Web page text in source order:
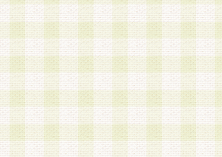
1.会員登録手続きは、会員登録希望者本人が行う
る登録は一切認められないものとします。
2.会員登録希望者は、本規約に同意の後、当社指
画 面」において、当社が指定する必要事項を入
を行うものとします。当社は、会員登録を承認し
会員として本サービスを 受けるためのログイン
を付与します。
3.会員は、会員登録の際に申告する登録情報の全
いかなる虚偽の申告をも行ってはならないものと
4.会員は、複数のログインＩＤおよびパスワード
いものとします。